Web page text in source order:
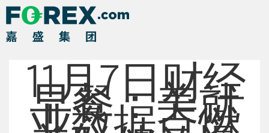
11月7日财经
早餐：美就